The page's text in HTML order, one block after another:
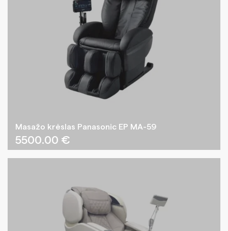
Masažo krėslas Panasonic EP MA-59
5500.00 €